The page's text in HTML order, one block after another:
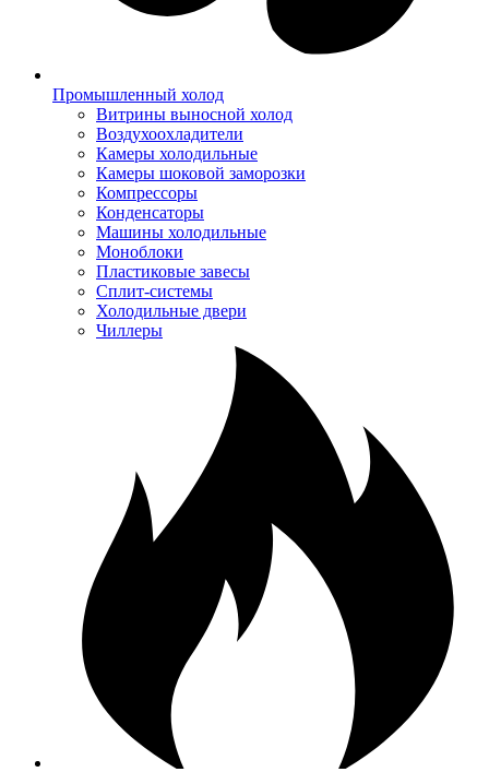
Промышленный холод
Витрины выносной холод
Воздухоохладители
Камеры холодильные
Камеры шоковой заморозки
Компрессоры
Конденсаторы
Машины холодильные
Моноблоки
Пластиковые завесы
Сплит-системы
Холодильные двери
Чиллеры